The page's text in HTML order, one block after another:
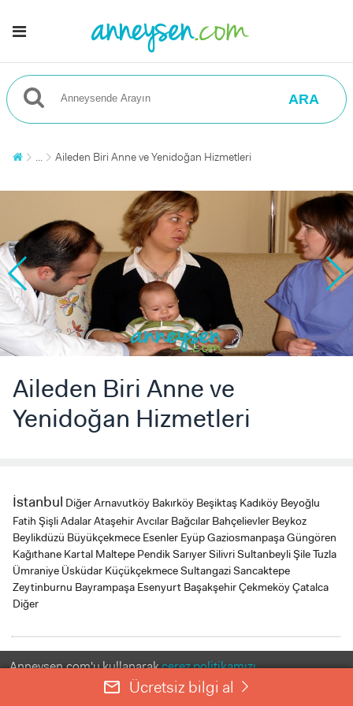
ARA
... Aileden Biri Anne ve Yenidoğan Hizmetleri
Aileden Biri Anne ve
Yenidoğan Hizmetleri
İstanbul DiğerArnavutköy Bakırköy Beşiktaş Kadıköy Beyoğlu
Fatih ŞişliAdalarAtaşehirAvcılar Bağcılar Bahçelievler Beykoz
Beylikdüzü Büyükçekmece Esenler EyüpGaziosmanpaşaGüngören
Kağıthane Kartal Maltepe PendikSarıyerSilivriSultanbeyliŞileTuzla
Ümraniye Üsküdar KüçükçekmeceSultangaziSancaktepe
Zeytinburnu Bayrampaşa Esenyurt BaşakşehirÇekmeköyÇatalca
Diğer
Ne kadar önce iletişime geçmeliyim?
Anneysen.com'u kullanarakçerez politikamızı
kabul etmiş olursunuz.
mail_outline Ücretsiz bilgi al right